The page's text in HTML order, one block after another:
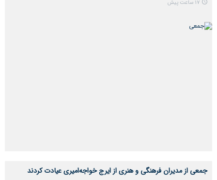
17 ساعت پیش
جمعی از مدیران فرهنگی و هنری از ایرج خواجه‌امیری عیادت کردند